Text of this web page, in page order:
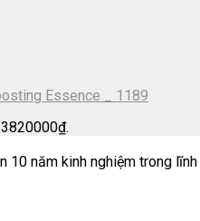
Essence _ 1189
10 năm kinh nghiệm trong